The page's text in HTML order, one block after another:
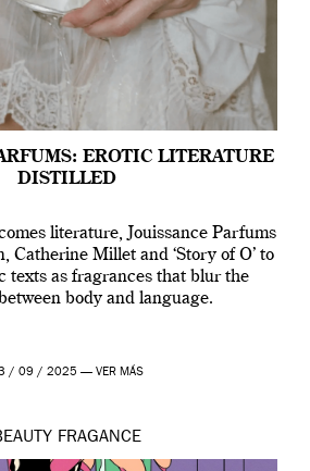
EROTIC LITERATURE
DISTILLED
literature, Jouissance Parfums
Catherine Millet and ‘Story of O’ to
texts as fragrances that blur the
body and language.
/ 09 / 2025 — VER MÁS
FRAGANCE